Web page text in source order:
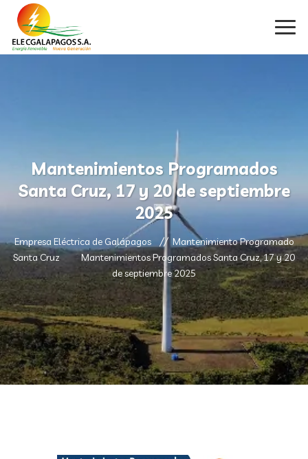
Mantenimientos Programados
Santa Cruz, 17 y 20 de septiembre
2025
Empresa Eléctrica de Galápagos
Mantenimiento Programado
Santa Cruz
Mantenimientos Programados Santa Cruz, 17 y 20
de septiembre 2025